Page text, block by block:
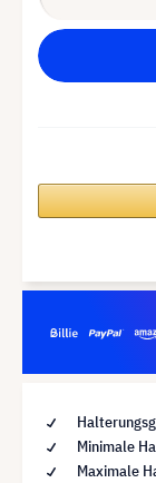
Minimale
Maximale